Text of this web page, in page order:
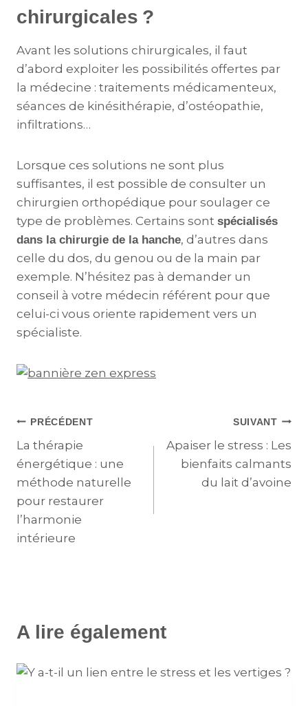
chirurgicales ?
Avant les solutions chirurgicales, il faut
d’abord exploiter les possibilités offertes par
la médecine : traitements médicamenteux,
séances de kinésithérapie, d’ostéopathie,
infiltrations…
Lorsque ces solutions ne sont plus
suffisantes, il est possible de consulter un
chirurgien orthopédique pour soulager ce
type de problèmes. Certains sont spécialisés
dans la chirurgie de la hanche, d’autres dans
celle du dos, du genou ou de la main par
exemple. N’hésitez pas à demander un
conseil à votre médecin référent pour que
celui-ci vous oriente rapidement vers un
spécialiste.
PRÉCÉDENT
La thérapie
énergétique : une
méthode naturelle
pour restaurer
l’harmonie
intérieure
SUIVANT
Apaiser le stress : Les
bienfaits calmants
du lait d’avoine
A lire également